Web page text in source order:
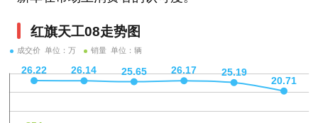
红旗天工08走势图
成交价 单位：万 销量 单位：辆